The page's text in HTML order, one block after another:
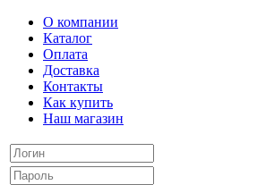
О компании
Каталог
Оплата
Доставка
Контакты
Как купить
Наш магазин